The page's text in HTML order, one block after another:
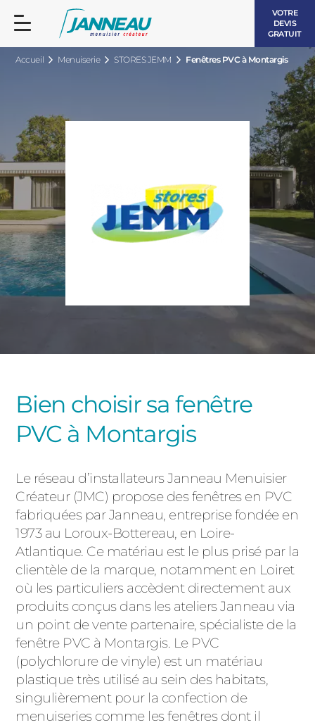
VOTRE
DEVIS
GRATUIT
Accueil Menuiserie STORES JEMM Fenêtres PVC à Montargis
Bien choisir sa fenêtre
PVC à Montargis
Le réseau d’installateurs Janneau Menuisier
Créateur (JMC) propose des fenêtres en PVC
fabriquées par Janneau, entreprise fondée en
1973 au Loroux-Bottereau, en Loire-
Atlantique. Ce matériau est le plus prisé par la
clientèle de la marque, notamment en Loiret
où les particuliers accèdent directement aux
produits conçus dans les ateliers Janneau via
un point de vente partenaire, spécialiste de la
fenêtre PVC à Montargis. Le PVC
(polychlorure de vinyle) est un matériau
plastique très utilisé au sein des habitats,
singulièrement pour la confection de
menuiseries comme les fenêtres dont il
FENÊTRES ET PORTES-FENÊTRES
BOIS
ALUMINIUM
ACIER
BAIES VITRÉES
PORTES D’ENTRÉELES INTEMPORELLES
VOLETS ROULANTS
PERGOLAS
CLÔTURES